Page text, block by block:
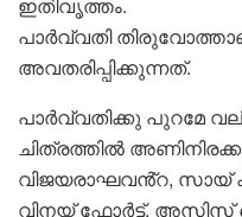
പാർവ്വതി
അവതരിപ്പിക്കുന്നത്.
പാർവ്വതിക്കു പുറമേ
ചിത്രത്തിൽ
വിജയരാഘവൻ്റ,
വിനയ് ഫോർട്ട്, അസിസ്